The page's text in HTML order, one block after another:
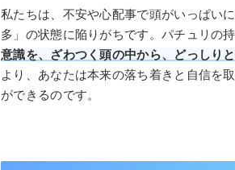
私たちは、不安や心配事で頭がいっぱい
多」の状態に陥りがちです。パチュリの
意識を、ざわつく頭の中から、どっしり
より、あなたは本来の落ち着きと自信を
ができるのです。